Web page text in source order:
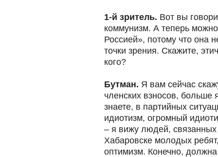
1-й зритель. Вот вы
коммунизм. А теперь
Россией», потому что она
точки зрения. Скажите,
кого?
Бутман. Я вам сейчас
членских взносов, больше
знаете, в партийных
идиотизм, огромный
– я вижу людей,
Хабаровске молодых
оптимизм. Конечно,